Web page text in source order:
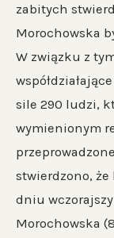
zabitych
Morochowska
W związku z
sile 290 ludzi,
wymienionym
stwierdzono,
dniu
Morochowska